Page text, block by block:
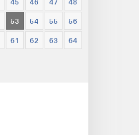
53 54 55 56
61 62 63 64